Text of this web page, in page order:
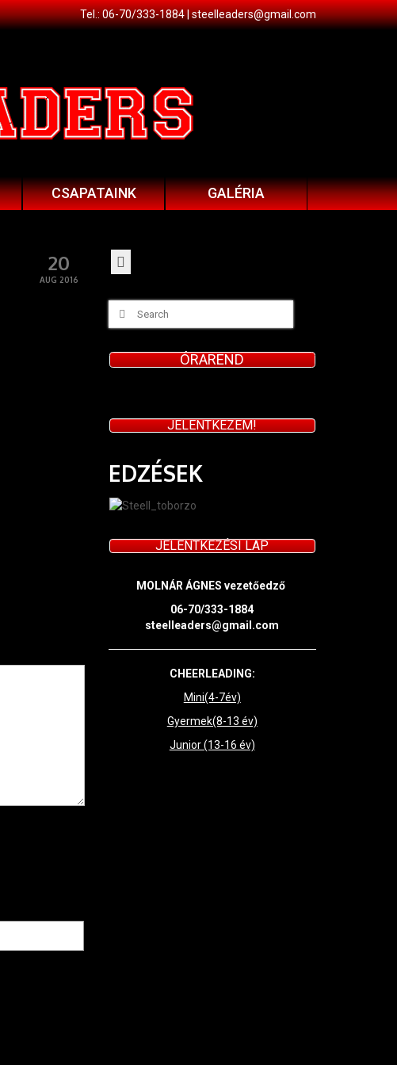
Tel.: 06-70/333-1884 |steelleaders@gmail.com
CSAPATAINK GALÉRIA
20
AUG 2016
Search
ÓRAREND
JELENTKEZEM!
EDZÉSEK
JELENTKEZÉSI LAP
MOLNÁR ÁGNES vezetőedző
06-70/333-1884
steelleaders@gmail.com
CHEERLEADING:
Mini(4-7év)
Gyermek(8-13 év)
Junior (13-16 év)